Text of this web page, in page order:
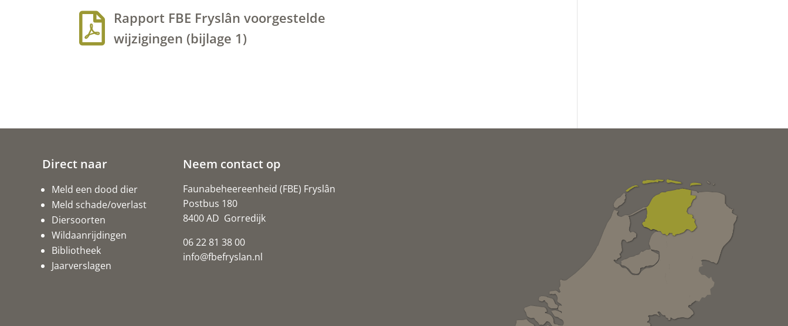
 Rapport FBE Fryslân voorgestelde
wijzigingen (bijlage 1)
Direct naar
Meld een dood dier
Meld schade/overlast
Diersoorten
Wildaanrijdingen
Bibliotheek
Jaarverslagen
Neem contact op
Faunabeheereenheid (FBE) Fryslân
Postbus 180
8400 AD Gorredijk
06 22 81 38 00
info@fbefryslan.nl